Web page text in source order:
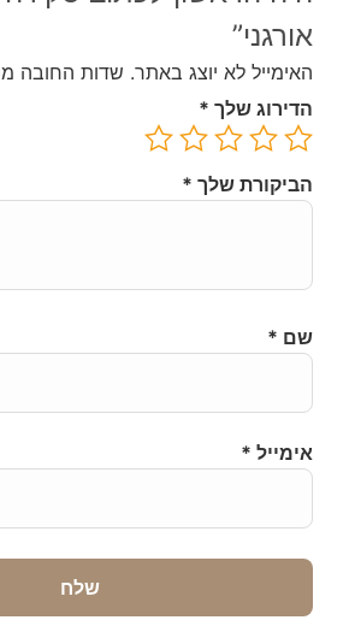
אורגני”
האימייל לא יוצג באתר. שדות החובה
הדירוג שלך *
הביקורת שלך *
שם *
אימייל *